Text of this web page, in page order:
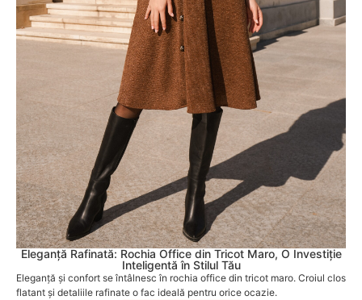
Eleganță Rafinată: Rochia Office din Tricot Maro, O Investiție
Inteligentă în Stilul Tău
Eleganță și confort se întâlnesc în rochia office din tricot maro. Croiul clos
flatant și detaliile rafinate o fac ideală pentru orice ocazie.